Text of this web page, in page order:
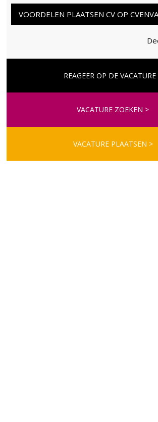
VOORDELEN PLAATSEN CV OP
REAGEER OP DE VACATURE
VACATURE ZOEKEN >
VACATURE PLAATSEN >